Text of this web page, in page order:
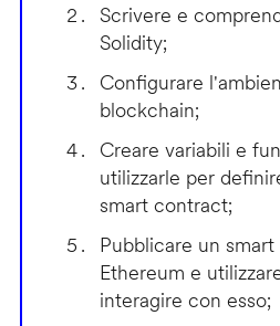
Scrivere e
Solidity;
Configurare
blockchain;
Creare variabili e
utilizzarle per
smart contract;
Pubblicare un
Ethereum e
interagire con esso;